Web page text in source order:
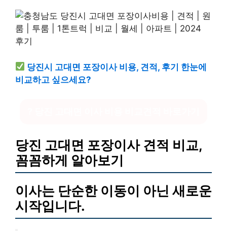
당진시 고대면 포장이사 비용, 견적, 후기 한눈에
비교하고 싶으세요?
당진 고대면 포장이사 견적 비교,
꼼꼼하게 알아보기
이사는 단순한 이동이 아닌 새로운
시작입니다.